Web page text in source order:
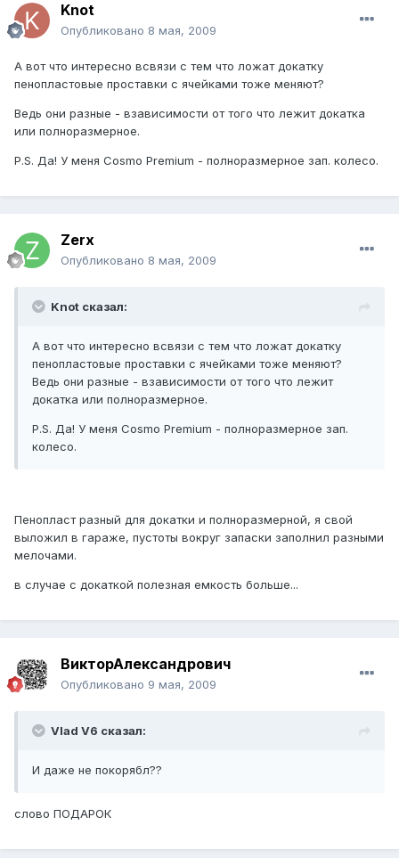
Knot
Опубликовано 8 мая, 2009
А вот что интересно всвязи с тем что ложат докатку
пенопластовые проставки с ячейками тоже меняют?
Ведь они разные - взависимости от того что лежит докатка
или полноразмерное.
P.S. Да! У меня Cosmo Premium - полноразмерное зап. колесо.
Zerx
Опубликовано 8 мая, 2009
Knot сказал:
А вот что интересно всвязи с тем что ложат докатку
пенопластовые проставки с ячейками тоже меняют?
Ведь они разные - взависимости от того что лежит
докатка или полноразмерное.
P.S. Да! У меня Cosmo Premium - полноразмерное зап.
колесо.
Пенопласт разный для докатки и полноразмерной, я свой
выложил в гараже, пустоты вокруг запаски заполнил разными
мелочами.
в случае с докаткой полезная емкость больше...
ВикторАлександрович
Опубликовано 9 мая, 2009
Vlad V6 сказал:
И даже не покорябл??
слово ПОДАРОК